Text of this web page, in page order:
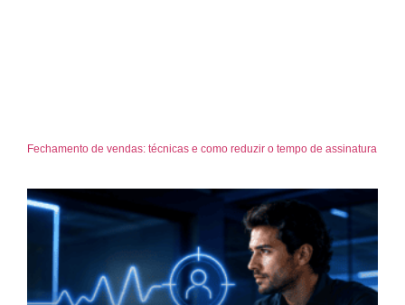
Fechamento de vendas: técnicas e como reduzir o tempo de assinatura